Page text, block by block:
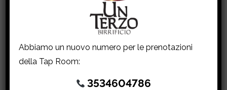
AGGIUNGI AL CARRELLO
Abbiamo un nuovo numero per le prenotazioni
della Tap Room:
3534604786